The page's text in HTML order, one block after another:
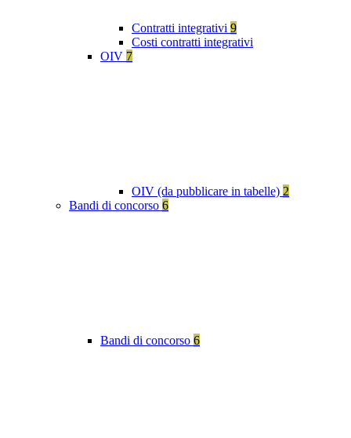
Contratti integrativi 9
Costi contratti integrativi
OIV 7
OIV (da pubblicare in tabelle) 2
Bandi di concorso 6
Bandi di concorso 6